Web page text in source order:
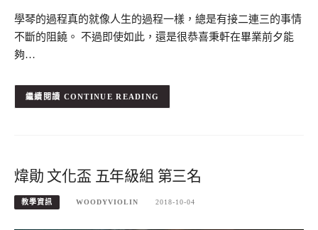
學琴的過程真的就像人生的過程一樣，總是有接二連三的事情
不斷的阻饒。 不過即使如此，還是很恭喜秉軒在畢業前夕能
夠…
CONTINUE READING
煒勛 文化盃 五年級組 第三名
教學資訊 WOODYVIOLIN 2018-10-04